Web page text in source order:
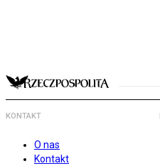
KONTAKT
O nas
Kontakt